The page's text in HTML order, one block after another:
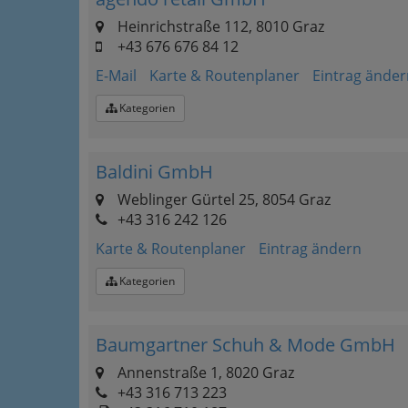
Heinrichstraße 112, 8010 Graz
+43 676 676 84 12
E-Mail
Karte & Routenplaner Eintrag
Kategorien
Baldini GmbH
Weblinger Gürtel 25, 8054 Graz
+43 316 242 126
Karte & Routenplaner
Eintrag ändern
Kategorien
Baumgartner Schuh & Mode GmbH
Annenstraße 1, 8020 Graz
+43 316 713 223